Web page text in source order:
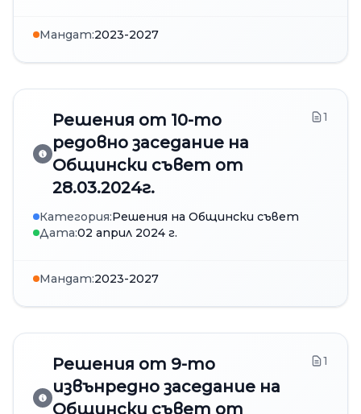
Мандат:2023-2027
Решения от 10-то
редовно заседание на
Общински съвет от
28.03.2024г.
1
Категория:Решения на Общински съвет
Дата:02 април 2024 г.
Мандат:2023-2027
Решения от 9-то
извънредно заседание на
Общински съвет от
1